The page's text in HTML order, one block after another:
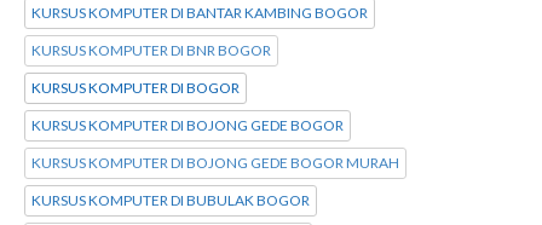
KURSUS KOMPUTER DI BANTAR KAMBING BOGOR
KURSUS KOMPUTER DI BNR BOGOR
KURSUS KOMPUTER DI BOGOR
KURSUS KOMPUTER DI BOJONG GEDE BOGOR
KURSUS KOMPUTER DI BOJONG GEDE BOGOR MURAH
KURSUS KOMPUTER DI BUBULAK BOGOR